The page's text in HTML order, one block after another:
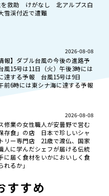
を救助 けがなし 北アルプス白
雪渓付近で遭難
2026-08-08
報】ダブル台風の今後の進路予
15号は11日（火）午後3時には
達する予報 台風15号は9日
前6時には東シナ海に達する予報
2026-08-08
修業の女性職人が安曇野で営む
存食」の店 日本で珍しいシャ
リー専門店 21歳で渡仏、国家
人に学んだシェフが届ける伝統
に届く食材をいかにおいしく食
れるか」
すすめ